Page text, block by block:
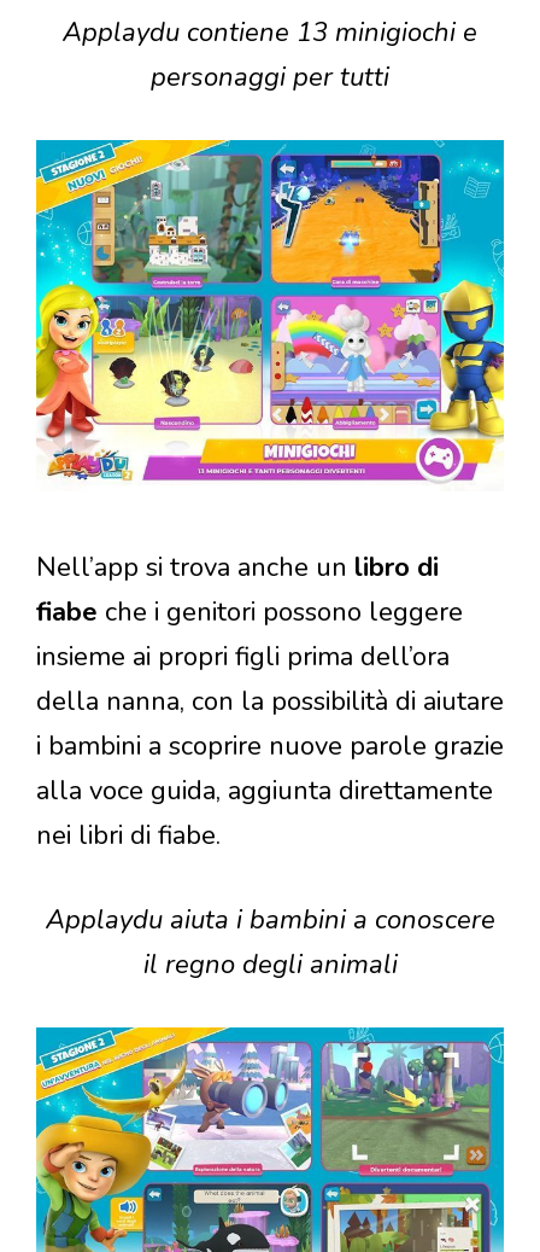
Applaydu contiene 13 minigiochi e
personaggi per tutti
Nell’app si trova anche un libro di
fiabe che i genitori possono leggere
insieme ai propri figli prima dell’ora
della nanna, con la possibilità di aiutare
i bambini a scoprire nuove parole grazie
alla voce guida, aggiunta direttamente
nei libri di fiabe.
Applaydu aiuta i bambini a conoscere
il regno degli animali